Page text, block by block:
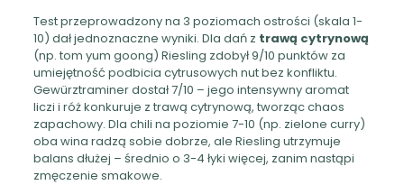
Test przeprowadzony na 3 poziomach ostrości (skala 1-
10) dał jednoznaczne wyniki. Dla dań z trawą cytrynową
(np. tom yum goong) Riesling zdobył 9/10 punktów za
umiejętność podbicia cytrusowych nut bez konfliktu.
Gewürztraminer dostał 7/10 – jego intensywny aromat
liczi i róż konkuruje z trawą cytrynową, tworząc chaos
zapachowy. Dla chili na poziomie 7-10 (np. zielone curry)
oba wina radzą sobie dobrze, ale Riesling utrzymuje
balans dłużej – średnio o 3-4 łyki więcej, zanim nastąpi
zmęczenie smakowe.